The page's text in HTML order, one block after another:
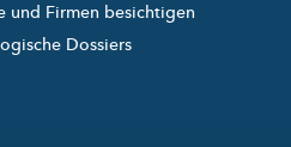
und Firmen besichtigen
Dossiers